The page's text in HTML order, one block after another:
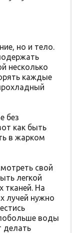
но и тело.
несколько
каждые
без
как быть
в жарком
свой
легкой
тканей. На
лучей нужно
воды
делать